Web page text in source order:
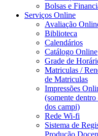
Bolsas e
Serviços Online
Avaliação
Biblioteca
Calendários
Catálogo Online
Grade de
Matriculas /
de Matriculas
Impressões
(somente dentro
dos campi)
Rede Wi-fi
Sistema de
Produção